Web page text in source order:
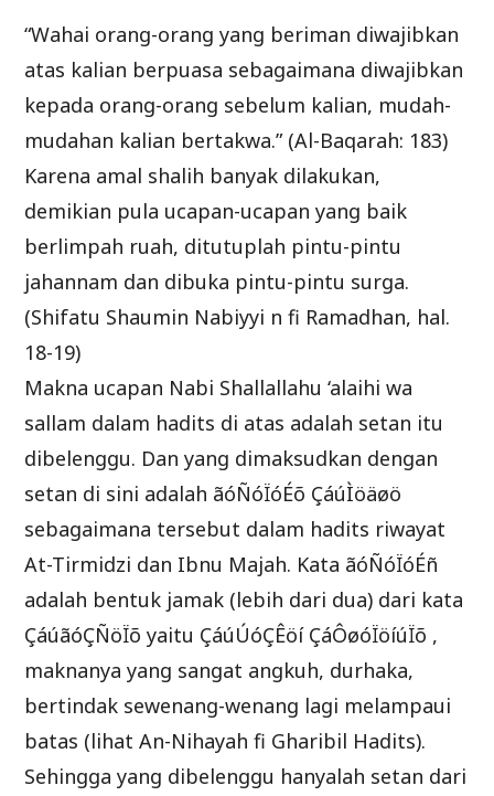
“Wahai orang-orang yang beriman diwajibkan
atas kalian berpuasa sebagaimana diwajibkan
kepada orang-orang sebelum kalian, mudah-
mudahan kalian bertakwa.” (Al-Baqarah: 183)
Karena amal shalih banyak dilakukan,
demikian pula ucapan-ucapan yang baik
berlimpah ruah, ditutuplah pintu-pintu
jahannam dan dibuka pintu-pintu surga.
(Shifatu Shaumin Nabiyyi n fi Ramadhan, hal.
18-19)
Makna ucapan Nabi Shallallahu ‘alaihi wa
sallam dalam hadits di atas adalah setan itu
dibelenggu. Dan yang dimaksudkan dengan
setan di sini adalah ãóÑóÏóÉõ ÇáúÌöäøö
sebagaimana tersebut dalam hadits riwayat
At-Tirmidzi dan Ibnu Majah. Kata ãóÑóÏóÉñ
adalah bentuk jamak (lebih dari dua) dari kata
ÇáúãóÇÑöÏõ yaitu ÇáúÚóÇÊöí ÇáÔøóÏöíúÏõ ,
maknanya yang sangat angkuh, durhaka,
bertindak sewenang-wenang lagi melampaui
batas (lihat An-Nihayah fi Gharibil Hadits).
Sehingga yang dibelenggu hanyalah setan dari